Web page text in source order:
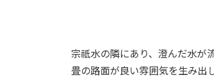
宗祇水の隣にあり、澄んだ水が
畳の路面が良い雰囲気を生み出